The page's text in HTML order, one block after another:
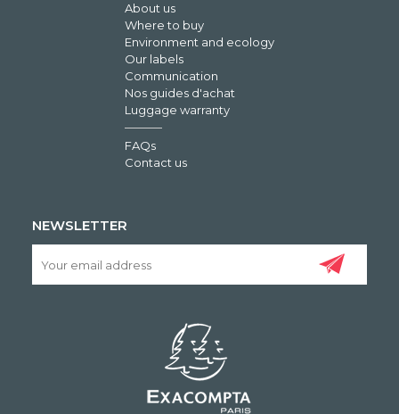
About us
Where to buy
Environment and ecology
Our labels
Communication
Nos guides d'achat
Luggage warranty
FAQs
Contact us
NEWSLETTER